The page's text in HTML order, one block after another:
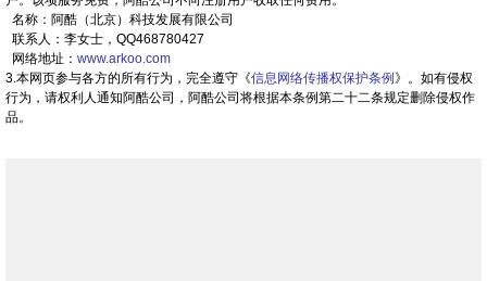
名称：阿酷（北京）科技发展有限公司
联系人：李女士，QQ468780427
网络地址： www.arkoo.com
3.本网页参与各方的所有行为，完全遵守《信息网络传播权保护条例 》。如有侵权
行为，请权利人通知阿酷公司，阿酷公司将根据本条例第二十二条规定删除侵权作
品。